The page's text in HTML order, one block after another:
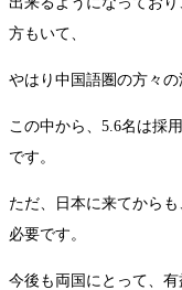
方もいて、
やはり中国語圏の方々の
この中から、5.6名は採
です。
ただ、日本に来てから
必要です。
今後も両国にとって、有